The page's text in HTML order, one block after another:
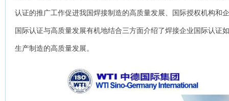
认证的推广工作促进我国焊接制造的高质量发展、国际授权机构和
国际认证与高质量发展有机地结合三方面介绍了焊接企业国际认证
生产制造的高质量发展。